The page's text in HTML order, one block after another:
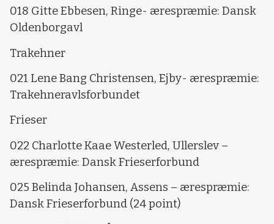
018 Gitte Ebbesen, Ringe- ærespræmie: Dansk
Oldenborgavl
Trakehner
021 Lene Bang Christensen, Ejby- ærespræmie:
Trakehneravlsforbundet
Frieser
022 Charlotte Kaae Westerled, Ullerslev –
ærespræmie: Dansk Frieserforbund
025 Belinda Johansen, Assens – ærespræmie:
Dansk Frieserforbund (24 point)